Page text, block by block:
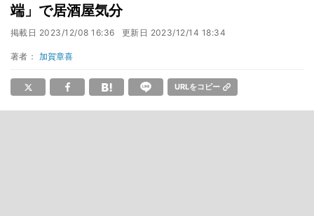
端」で居酒屋気分
掲載日 2023/12/08 16:36 更新日 2023/12/14 18:34
著者： 加賀章喜
URLをコピー